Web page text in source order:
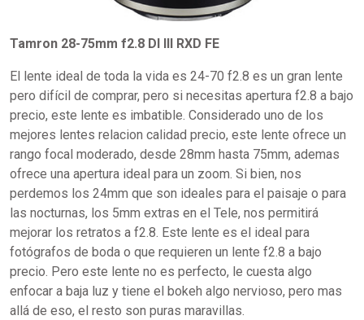
Tamron 28-75mm f2.8 DI III RXD FE
El lente ideal de toda la vida es 24-70 f2.8 es un gran lente
pero difícil de comprar, pero si necesitas apertura f2.8 a bajo
precio, este lente es imbatible. Considerado uno de los
mejores lentes relacion calidad precio, este lente ofrece un
rango focal moderado, desde 28mm hasta 75mm, ademas
ofrece una apertura ideal para un zoom. Si bien, nos
perdemos los 24mm que son ideales para el paisaje o para
las nocturnas, los 5mm extras en el Tele, nos permitirá
mejorar los retratos a f2.8. Este lente es el ideal para
fotógrafos de boda o que requieren un lente f2.8 a bajo
precio. Pero este lente no es perfecto, le cuesta algo
enfocar a baja luz y tiene el bokeh algo nervioso, pero mas
allá de eso, el resto son puras maravillas.